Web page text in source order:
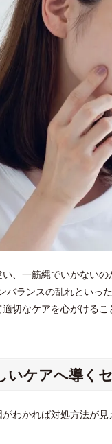
、一筋縄でいかない
ランスの乱れといっ
切なケアを心がけるこ
いケアへ導く
わかれば対処方法が